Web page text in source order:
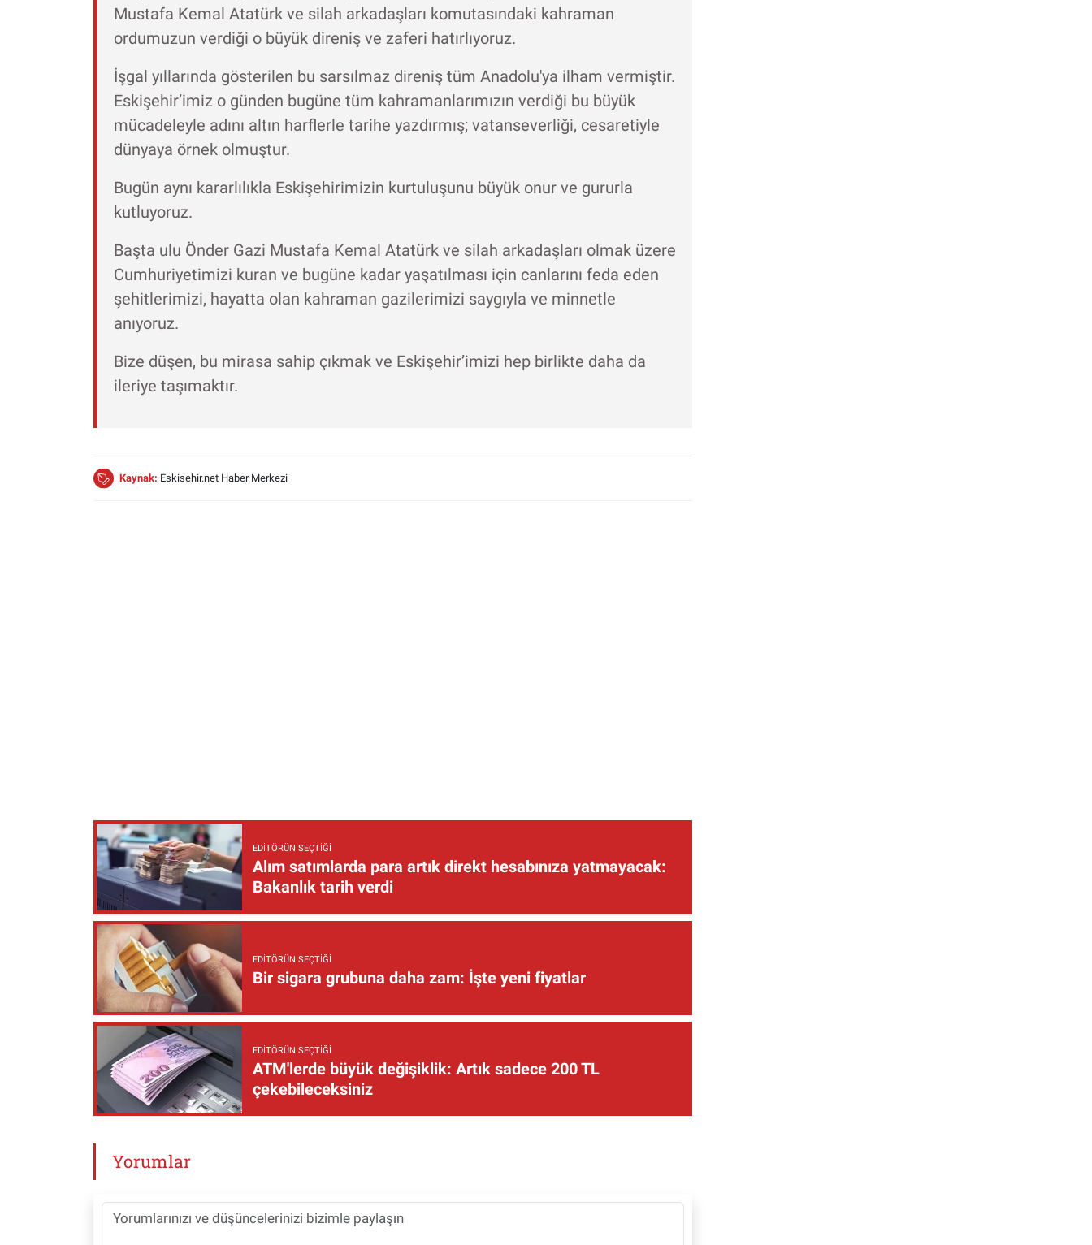
Mustafa Kemal Atatürk ve silah arkadaşları komutasındaki kahraman
ordumuzun verdiği o büyük direniş ve zaferi hatırlıyoruz.
İşgal yıllarında gösterilen bu sarsılmaz direniş tüm Anadolu'ya ilham vermiştir.
Eskişehir’imiz o günden bugüne tüm kahramanlarımızın verdiği bu büyük
mücadeleyle adını altın harflerle tarihe yazdırmış; vatanseverliği, cesaretiyle
dünyaya örnek olmuştur.
Bugün aynı kararlılıkla Eskişehirimizin kurtuluşunu büyük onur ve gururla
kutluyoruz.
Başta ulu Önder Gazi Mustafa Kemal Atatürk ve silah arkadaşları olmak üzere
Cumhuriyetimizi kuran ve bugüne kadar yaşatılması için canlarını feda eden
şehitlerimizi, hayatta olan kahraman gazilerimizi saygıyla ve minnetle
anıyoruz.
Bize düşen, bu mirasa sahip çıkmak ve Eskişehir’imizi hep birlikte daha da
ileriye taşımaktır.
Kaynak: Eskisehir.net Haber Merkezi
EDITÖRÜN SEÇTIĞI
Alım satımlarda para artık direkt hesabınıza yatmayacak:
Bakanlık tarih verdi
EDITÖRÜN SEÇTIĞI
Bir sigara grubuna daha zam: İşte yeni fiyatlar
EDITÖRÜN SEÇTIĞI
ATM'lerde büyük değişiklik: Artık sadece 200 TL
çekebileceksiniz
Yorumlar